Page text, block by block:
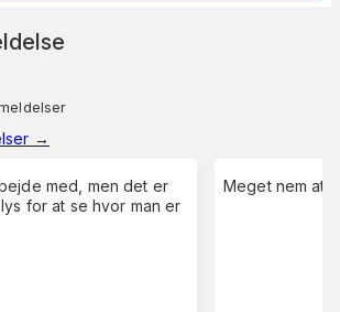
→
med, men det er
for at se hvor man er
Meget nem at